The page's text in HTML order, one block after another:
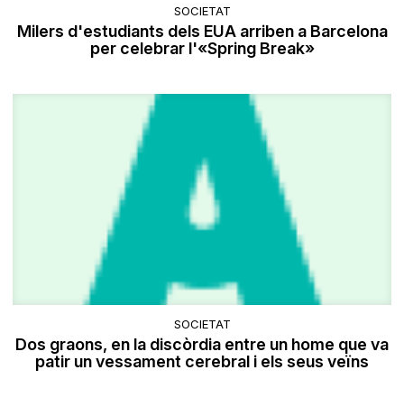
SOCIETAT
Milers d'estudiants dels EUA arriben a Barcelona
per celebrar l'«Spring Break»
SOCIETAT
Dos graons, en la discòrdia entre un home que va
patir un vessament cerebral i els seus veïns